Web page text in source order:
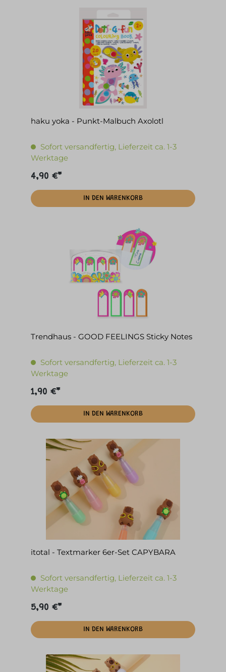
haku yoka - Punkt-Malbuch Axolotl
Sofort versandfertig, Lieferzeit ca. 1-3
Werktage
4,90 €*
IN DEN WARENKORB
Trendhaus - GOOD FEELINGS Sticky Notes
Sofort versandfertig, Lieferzeit ca. 1-3
Werktage
1,90 €*
IN DEN WARENKORB
itotal - Textmarker 6er-Set CAPYBARA
Sofort versandfertig, Lieferzeit ca. 1-3
Werktage
5,90 €*
IN DEN WARENKORB